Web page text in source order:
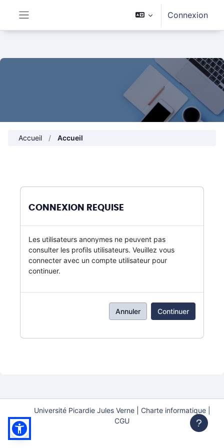
Connexion
Accueil Accueil
CONNEXION REQUISE
Les utilisateurs anonymes ne peuvent pas
consulter les profils utilisateurs. Veuillez vous
connecter avec un compte utilisateur pour
continuer.
Annuler Continuer
Université Picardie Jules Verne|
Charte informatique |
CGU